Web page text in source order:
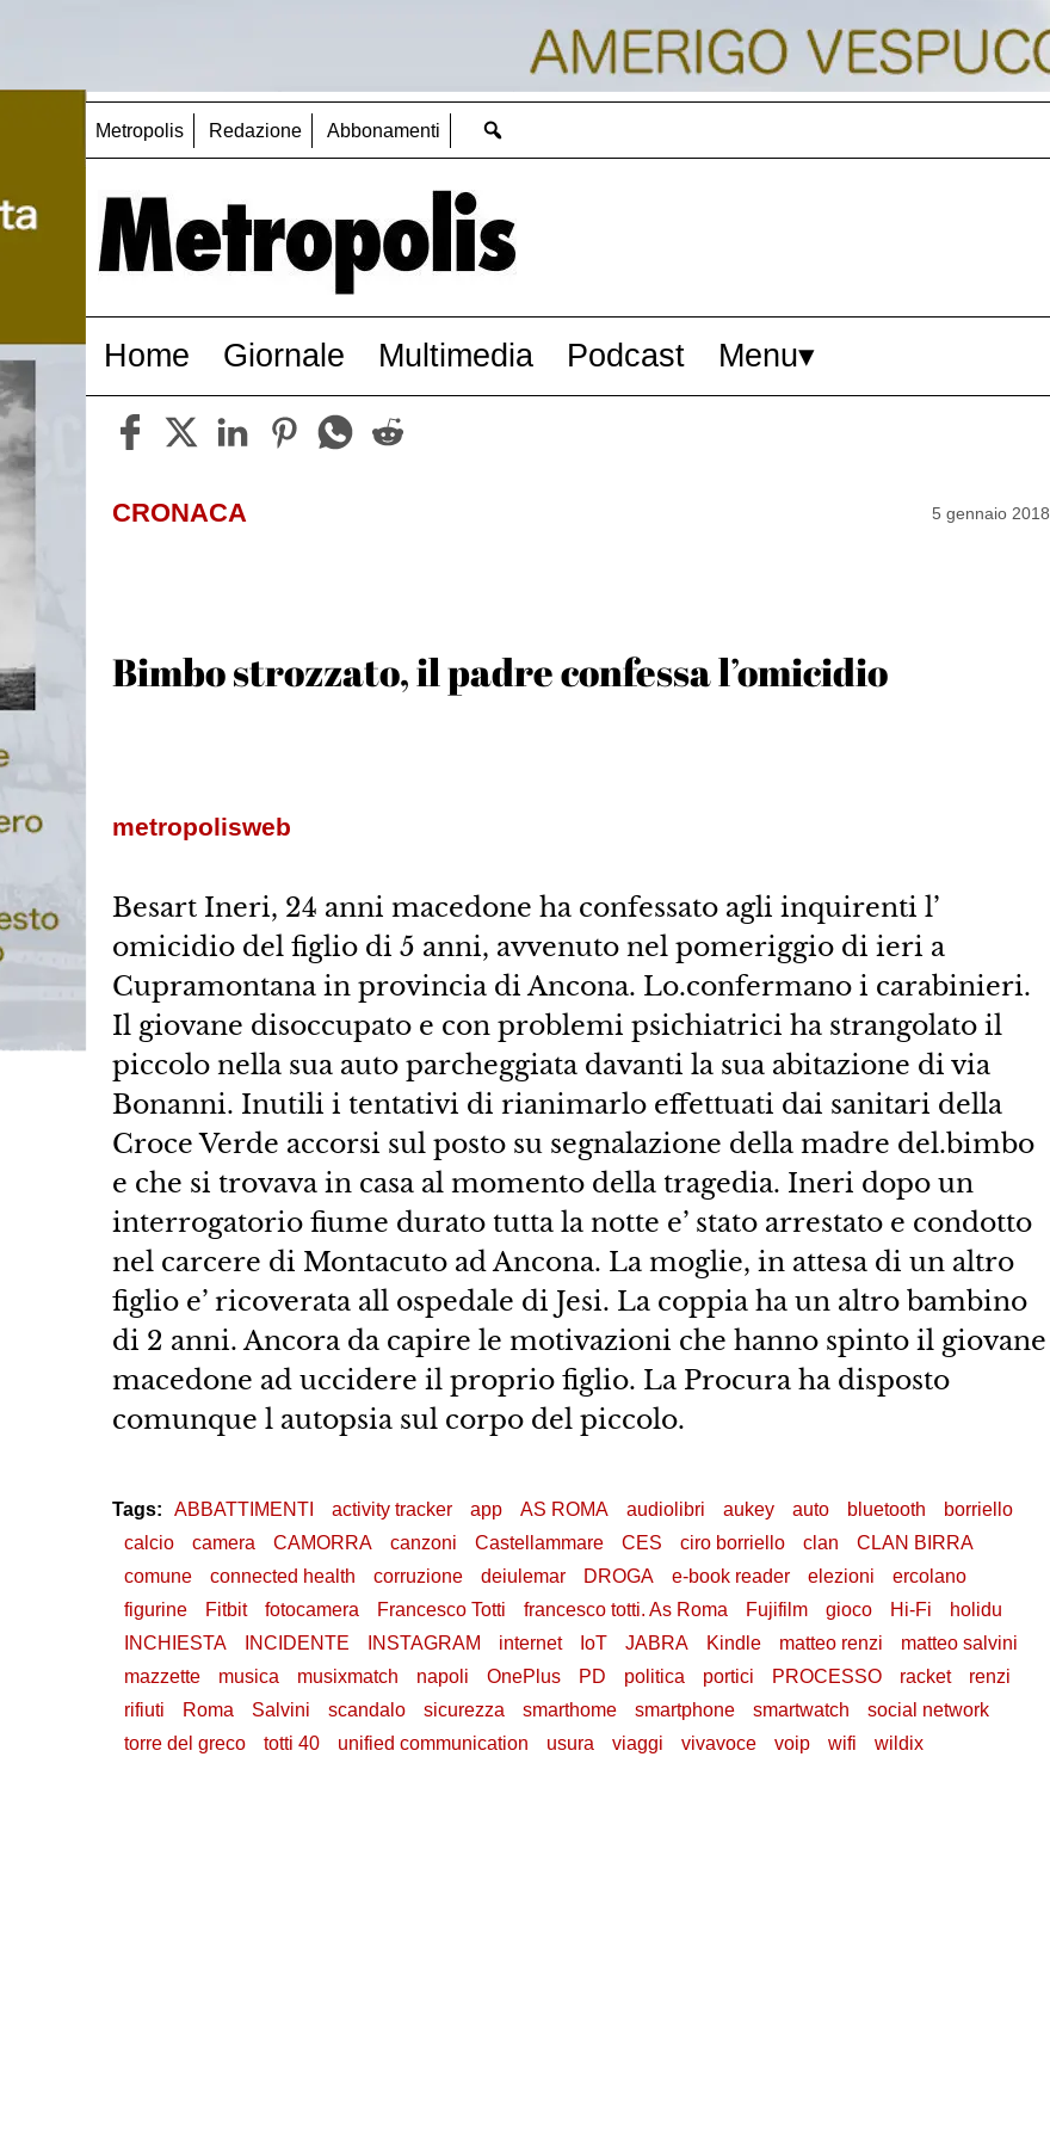
Metropolis Redazione Abbonamenti
Home Giornale Multimedia Podcast Menu
CRONACA 5 gennaio 2018
Bimbo strozzato, il padre confessa l’omicidio
metropolisweb
Besart Ineri, 24 anni macedone ha confessato agli inquirenti l’
omicidio del figlio di 5 anni, avvenuto nel pomeriggio di ieri a
Cupramontana in provincia di Ancona. Lo.confermano i carabinieri.
Il giovane disoccupato e con problemi psichiatrici ha strangolato il
piccolo nella sua auto parcheggiata davanti la sua abitazione di via
Bonanni. Inutili i tentativi di rianimarlo effettuati dai sanitari della
Croce Verde accorsi sul posto su segnalazione della madre del.bimbo
e che si trovava in casa al momento della tragedia. Ineri dopo un
interrogatorio fiume durato tutta la notte e’ stato arrestato e condotto
nel carcere di Montacuto ad Ancona. La moglie, in attesa di un altro
figlio e’ ricoverata all ospedale di Jesi. La coppia ha un altro bambino
di 2 anni. Ancora da capire le motivazioni che hanno spinto il giovane
macedone ad uccidere il proprio figlio. La Procura ha disposto
comunque l autopsia sul corpo del piccolo.
Tags: ABBATTIMENTI activity tracker app AS ROMA audiolibri aukey auto bluetooth
borriello
calcio
camera CAMORRA canzoni Castellammare CES ciro borriello clan
CLAN BIRRA
comune
connected health corruzione deiulemar DROGA e-book reader elezioni
ercolano
figurine
Fitbit fotocamera Francesco Totti francesco totti. As Roma Fujifilm gioco Hi-Fi
holidu
INCHIESTA
INCIDENTE INSTAGRAM internet IoT JABRA Kindle matteo renzi
matteo salvini
mazzette
musica musixmatch napoli OnePlus PD politica portici PROCESSO racket
renzi
rifiuti
Roma Salvini scandalo sicurezza smarthome smartphone smartwatch
social network
torre del greco
totti 40 unified communication usura viaggi vivavoce voip wifi wildix